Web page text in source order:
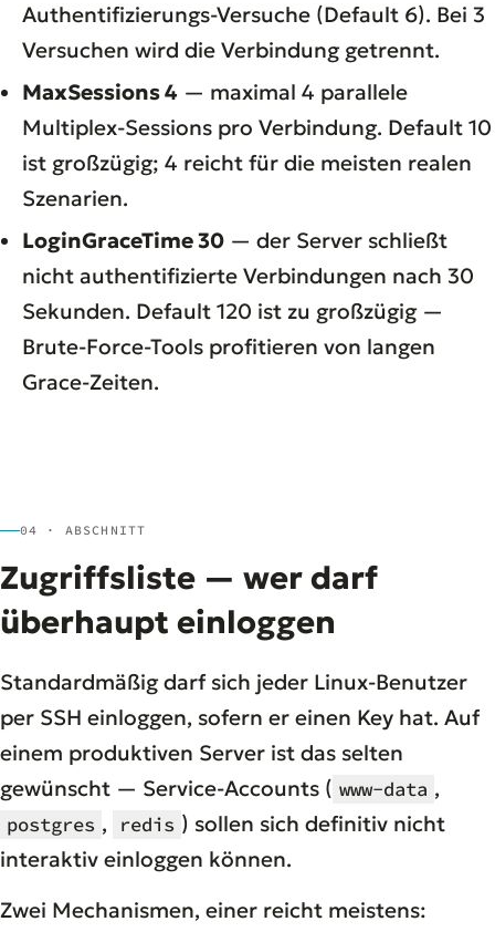
Authentifizierungs-Versuche (Default 6). Bei 3
Versuchen wird die Verbindung getrennt.
MaxSessions 4 — maximal 4 parallele
Multiplex-Sessions pro Verbindung. Default 10
ist großzügig; 4 reicht für die meisten realen
Szenarien.
LoginGraceTime 30 — der Server schließt
nicht authentifizierte Verbindungen nach 30
Sekunden. Default 120 ist zu großzügig —
Brute-Force-Tools profitieren von langen
Grace-Zeiten.
04 · ABSCHNITT
Zugriffsliste — wer darf
überhaupt einloggen
Standardmäßig darf sich jeder Linux-Benutzer
per SSH einloggen, sofern er einen Key hat. Auf
einem produktiven Server ist das selten
gewünscht — Service-Accounts ( www-data ,
postgres , redis ) sollen sich definitiv nicht
interaktiv einloggen können.
Zwei Mechanismen, einer reicht meistens: